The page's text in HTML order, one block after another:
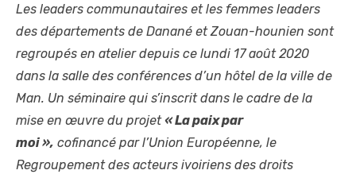
Les leaders communautaires et les femmes leaders
des départements de Danané et Zouan-hounien sont
regroupés en atelier depuis ce lundi 17 août 2020
dans la salle des conférences d’un hôtel de la ville de
Man. Un séminaire qui s’inscrit dans le cadre de la
mise en œuvre du projet« La paix par
moi », cofinancé par l’Union Européenne, le
Regroupement des acteurs ivoiriens des droits